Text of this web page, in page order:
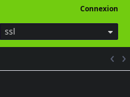
Connexion
ssl